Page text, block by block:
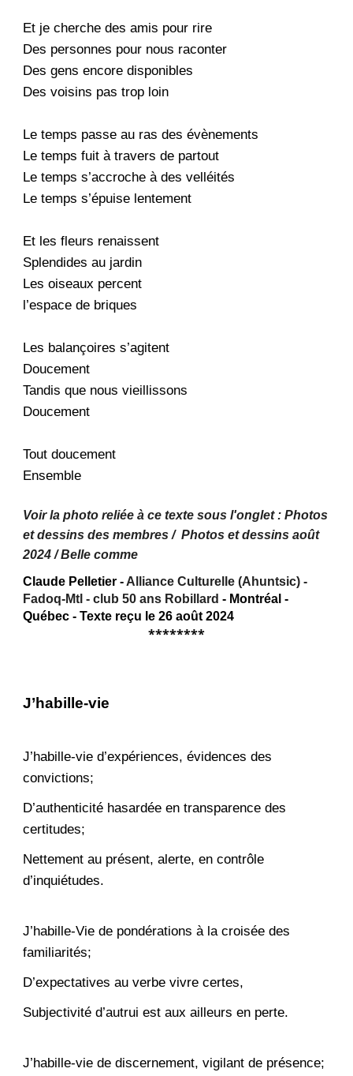
Et je cherche des amis pour rire
Des personnes pour nous raconter
Des gens encore disponibles
Des voisins pas trop loin
Le temps passe au ras des évènements
Le temps fuit à travers de partout
Le temps s’accroche à des velléités
Le temps s’épuise lentement
Et les fleurs renaissent
Splendides au jardin
Les oiseaux percent
l’espace de briques
Les balançoires s’agitent
Doucement
Tandis que nous vieillissons
Doucement
Tout doucement
Ensemble
Voir la photo reliée à ce texte sous l'onglet : Photos
et dessins des membres / Photos et dessinsaoût
2024 /Belle comme
Claude Pelletier - Alliance Culturelle (Ahuntsic) -
Fadoq-Mtl - club 50 ans Robillard - Montréal -
Québec - Texte reçu le 26 août 2024
********
J’habille-vie
J’habille-vie d’expériences, évidences des
convictions;
D’authenticité hasardée en transparence des
certitudes;
Nettement au présent, alerte, en contrôle
d’inquiétudes.
J’habille-Vie de pondérations à la croisée des
familiarités;
D’expectatives au verbe vivre certes,
Subjectivité d’autrui est aux ailleurs en perte.
J’habille-vie de discernement, vigilant de présence;